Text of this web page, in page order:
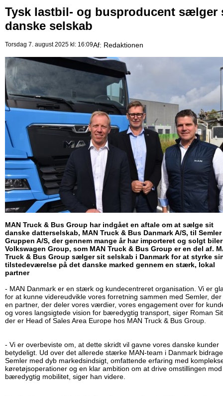
Tysk lastbil- og busproducent sælger
danske selskab
Torsdag 7. august 2025 kl: 16:09Af: Redaktionen
MAN Truck & Bus Group har indgået en aftale om at sælge sit
danske datterselskab, MAN Truck & Bus Danmark A/S, til Semler
Gruppen A/S, der gennem mange år har importeret og solgt
Volkswagen Group, som MAN Truck & Bus Group er en del af.
Truck & Bus Group sælger sit selskab i Danmark for at styrke
tilstedeværelse på det danske marked gennem en stærk, lokal
partner
- MAN Danmark er en stærk og kundecentreret organisation. Vi er
for at kunne videreudvikle vores forretning sammen med Semler, der
en partner, der deler vores værdier, vores engagement over for
og vores langsigtede vision for bæredygtig transport, siger Roman
der er Head of Sales Area Europe hos MAN Truck & Bus Group.
- Vi er overbeviste om, at dette skridt vil gavne vores danske kunder
betydeligt. Ud over det allerede stærke MAN-team i Danmark
Semler med dyb markedsindsigt, omfattende erfaring med
køretøjsoperationer og en klar ambition om at drive omstillingen mod
bæredygtig mobilitet, siger han videre.